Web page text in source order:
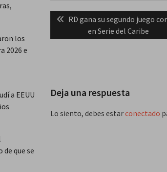
Navegación
de
entradas
Previous
RD gana su segundo juego
en Serie del Caribe
Deja una respuesta
Lo siento, debes estarconectado
los
2026 e
a EEUU
que se